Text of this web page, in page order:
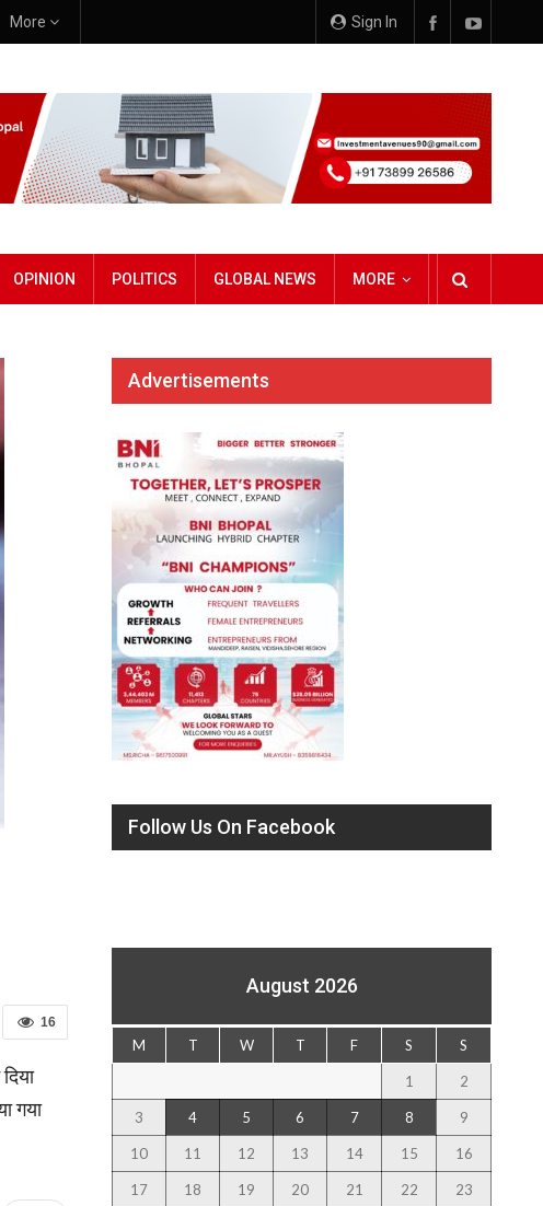
Sign In
More
OPINION POLITICS GLOBAL NEWS MORE
16
गया
Advertisements
Follow Us On Facebook
August 2026
M T W T F S S
1 2
3 4 5 6 7 8 9
10 11 12 13 14 15 16
17 18 19 20 21 22 23